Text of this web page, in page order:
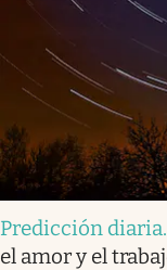
Predicción diaria.
el amor y el